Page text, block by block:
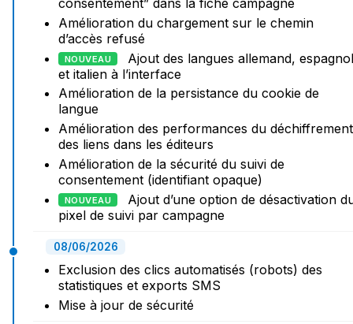
Amélioration du chargement sur le chemin
d’accès refusé
NOUVEAU
Ajout des langues allemand,
et italien à l’interface
Amélioration de la persistance du cookie de
langue
Amélioration des performances du déchiffrement
des liens dans les éditeurs
Amélioration de la sécurité du suivi de
consentement (identifiant opaque)
NOUVEAU
Ajout d’une option de désactivation
pixel de suivi par campagne
08/06/2026
Exclusion des clics automatisés (robots) des
statistiques et exports SMS
Mise à jour de sécurité